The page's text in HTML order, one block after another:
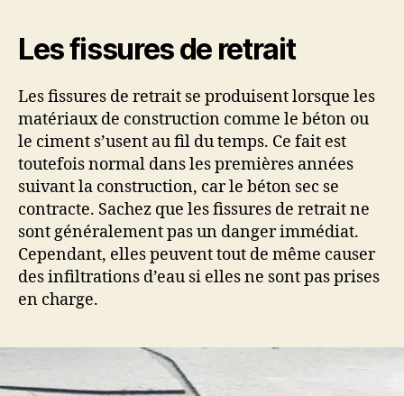
Les fissures de retrait
Les fissures de retrait se produisent lorsque les
matériaux de construction comme le béton ou
le ciment s’usent au fil du temps. Ce fait est
toutefois normal dans les premières années
suivant la construction, car le béton sec se
contracte. Sachez que les fissures de retrait ne
sont généralement pas un danger immédiat.
Cependant, elles peuvent tout de même causer
des infiltrations d’eau si elles ne sont pas prises
en charge.